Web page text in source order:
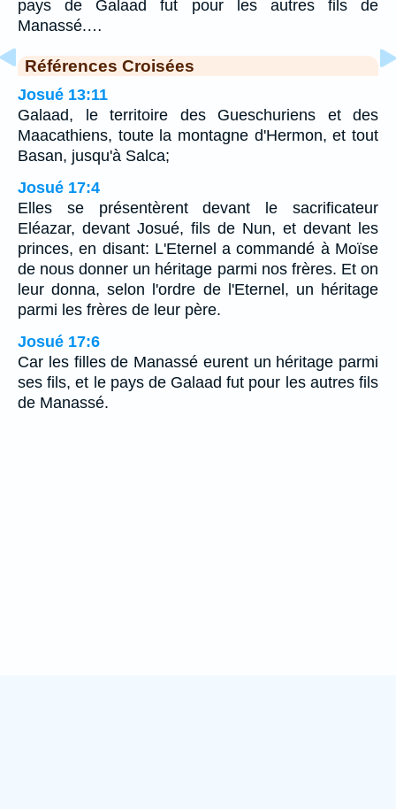
pays de Galaad fut pour les autres fils de
Manassé.…
Références Croisées
Josué 13:11
Galaad, le territoire des Gueschuriens et des
Maacathiens, toute la montagne d'Hermon, et tout
Basan, jusqu'à Salca;
Josué 17:4
Elles se présentèrent devant le sacrificateur
Eléazar, devant Josué, fils de Nun, et devant les
princes, en disant: L'Eternel a commandé à Moïse
de nous donner un héritage parmi nos frères. Et on
leur donna, selon l'ordre de l'Eternel, un héritage
parmi les frères de leur père.
Josué 17:6
Car les filles de Manassé eurent un héritage parmi
ses fils, et le pays de Galaad fut pour les autres fils
de Manassé.